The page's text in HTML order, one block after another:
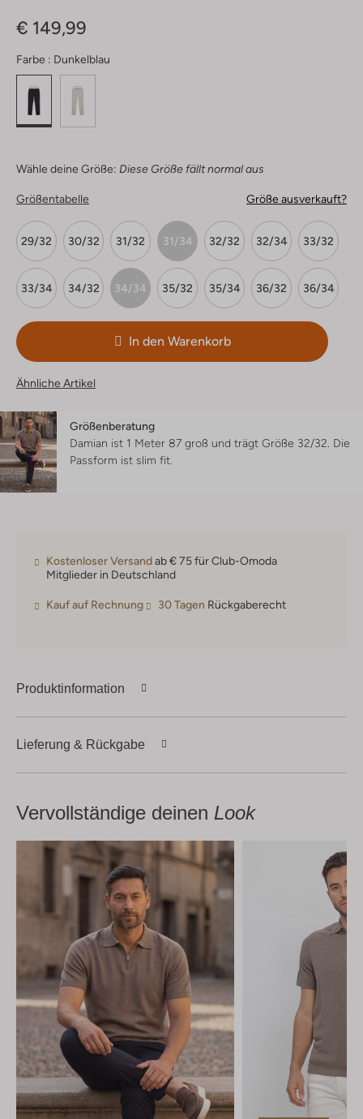
€ 149,99
Farbe : Dunkelblau
Wähle deine Größe: Diese Größe fällt normal aus
Größentabelle Größe ausverkauft?
29/32 30/32 31/32 31/34 32/32 32/34 33/32
33/34 34/32 34/34 35/32 35/34 36/32 36/34
In den Warenkorb
Ähnliche Artikel
Größenberatung
Damian ist 1 Meter 87 groß und trägt Größe 32/32. Die
Passform ist slim fit
Kostenloser Versandab € 75 für Club-Omoda
Mitglieder in Deutschland
Kauf auf Rechnung 30 Tagen Rückgaberecht
Produktinformation
Lieferung & Rückgabe
Vervollständige deinen Look